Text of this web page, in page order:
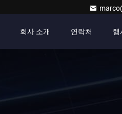
회사 소개 연락처 행